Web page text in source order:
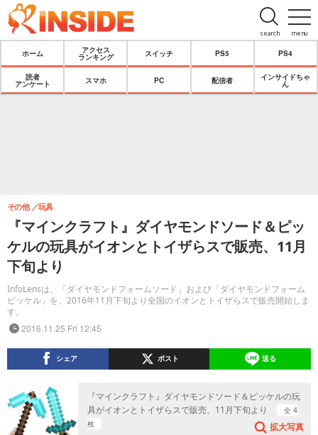
menu
search
ホーム
アクセス
ランキング
スイッチ PS5 PS4
読者
アンケート
スマホ PC 配信者
インサイドちゃ
ん
『マインクラフト』ダイヤモンドソード＆ピッ
ケルの玩具がイオンとトイザらスで販売、11月
下旬より
InfoLensは、「ダイヤモンドフォームソード」および「ダイヤモンドフォーム
ピッケル」を、2016年11月下旬より全国のイオンとトイザらスで販売開始しま
す。
その他 玩具
2016.11.25 Fri 12:45
シェア ポスト 送る
『マインクラフト』ダイヤモンドソード＆ピッケルの玩
具がイオンとトイザらスで販売、11月下旬より
全 4
枚
拡大写真